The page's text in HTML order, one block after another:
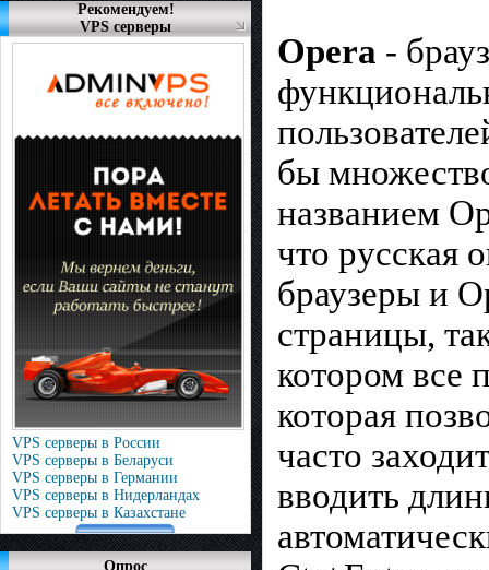
Рекомендуем!
VPS серверы
VPS серверы в России
VPS серверы в Беларуси
VPS серверы в Германии
VPS серверы в Нидерландах
VPS серверы в Казахстане
Опрос
Opera -
бы
названием
что русская
браузеры и
страницы,
котором все
которая
часто
вводить